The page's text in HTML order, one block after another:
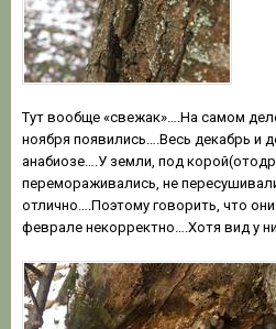
Тут вообще «свежак»….На самом
ноября появились….Весь декабрь и
анабиозе….У земли, под
перемораживались, не
отлично….Поэтому говорить, что
феврале некорректно….Хотя вид у